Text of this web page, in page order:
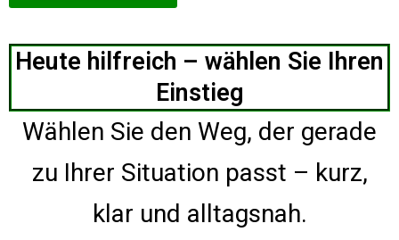
Heute hilfreich – wählen Sie Ihren
Einstieg
Wählen Sie den Weg, der gerade
zu Ihrer Situation passt – kurz,
klar und alltagsnah.